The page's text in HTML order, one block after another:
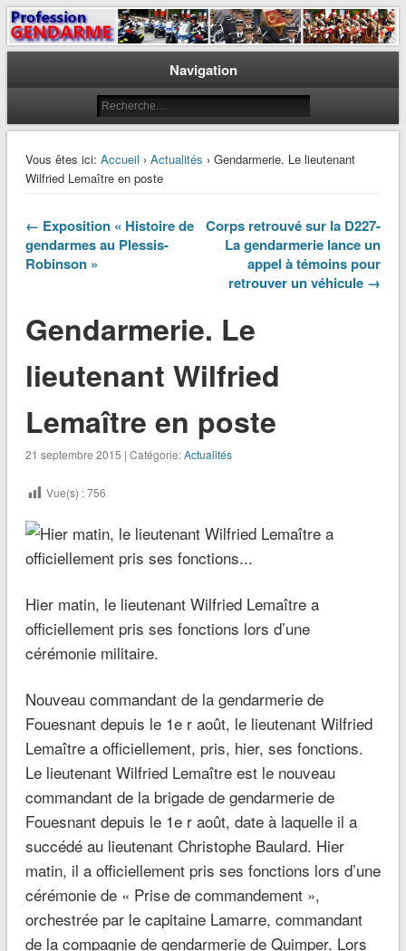
Profession Gendarme
Le journal des gendarmes
Navigation
Vous êtes ici: Accueil › Actualités › Gendarmerie. Le lieutenant
Wilfried Lemaître en poste
← Exposition « Histoire de
gendarmes au Plessis-
Robinson »
Corps retrouvé sur la D227-
La gendarmerie lance un
appel à témoins pour
retrouver un véhicule →
Gendarmerie. Le
lieutenant Wilfried
Lemaître en poste
21 septembre 2015 | Catégorie:Actualités
Vue(s) :756
Hier matin, le lieutenant Wilfried Lemaître a
officiellement pris ses fonctions lors d’une
cérémonie militaire.
Nouveau commandant de la gendarmerie de
Fouesnant depuis le 1e r août, le lieutenant Wilfried
Lemaître a officiellement, pris, hier, ses fonctions.
Le lieutenant Wilfried Lemaître est le nouveau
commandant de la brigade de gendarmerie de
Fouesnant depuis le 1e r août, date à laquelle il a
succédé au lieutenant Christophe Baulard. Hier
matin, il a officiellement pris ses fonctions lors d’une
cérémonie de « Prise de commandement »,
orchestrée par le capitaine Lamarre, commandant
de la compagnie de gendarmerie de Quimper. Lors